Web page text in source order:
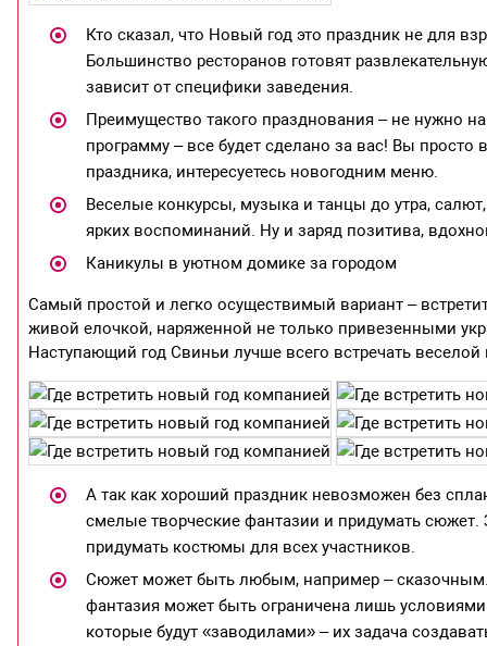
Кто сказал, что Новый год это праздник не для
Большинство ресторанов готовят
зависит от специфики заведения.
Преимущество такого празднования – не нужно
программу – все будет сделано за вас! Вы просто
праздника, интересуетесь новогодним меню.
Веселые конкурсы, музыка и танцы до утра,
ярких воспоминаний. Ну и заряд позитива,
Каникулы в уютном домике за городом
Самый простой и легко осуществимый вариант –
живой елочкой, наряженной не только привезенными
Наступающий год Свиньи лучше всего встречать
А так как хороший праздник невозможен без
смелые творческие фантазии и придумать
придумать костюмы для всех участников.
Сюжет может быть любым, например – сказочным.
фантазия может быть ограничена лишь
которые будут «заводилами» – их задача